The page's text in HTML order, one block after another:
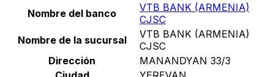
Nombre del banco
VTB BANK (ARMENIA)
CJSC
Nombre de la sucursal
VTB BANK (ARMENIA)
CJSC
Dirección
MANANDYAN 33/3